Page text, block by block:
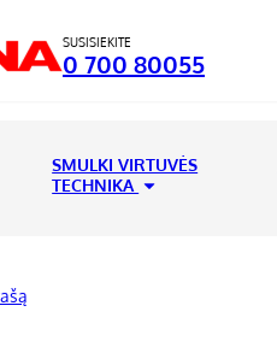
SUSISIEKITE
0 700 80055
SMULKI VIRTUVĖS
TECHNIKA